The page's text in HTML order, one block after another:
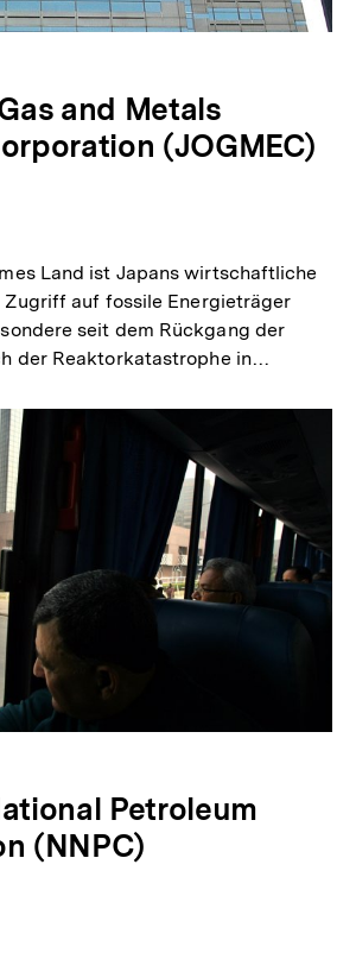
and Metals
(JOGMEC)
Land ist Japans wirtschaftliche
Zugriff auf fossile Energieträger
seit dem Rückgang der
der Reaktorkatastrophe in…
Petroleum
(NNPC)